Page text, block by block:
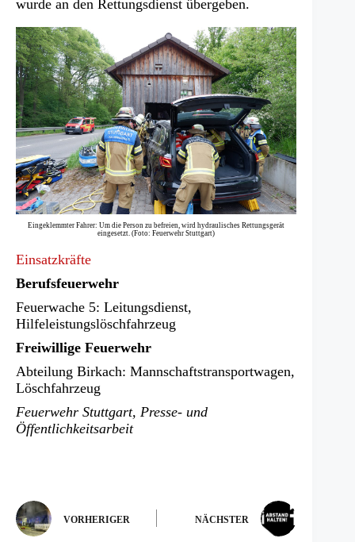
wurde an den Rettungsdienst übergeben.
Eingeklemmter Fahrer: Um die Person zu befreien, wird hydraulisches Rettungsgerät
eingesetzt. (Foto: Feuerwehr Stuttgart)
Einsatzkräfte
Berufsfeuerwehr
Feuerwache 5: Leitungsdienst,
Hilfeleistungslöschfahrzeug
Freiwillige Feuerwehr
Abteilung Birkach: Mannschaftstransportwagen,
Löschfahrzeug
Feuerwehr Stuttgart, Presse- und
Öffentlichkeitsarbeit
VORHERIGER NÄCHSTER